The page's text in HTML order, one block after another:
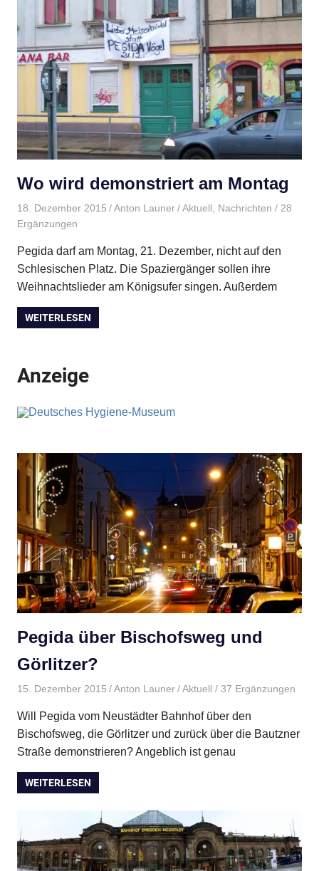
Wo wird demonstriert am Montag
18. Dezember 2015 Anton Launer Aktuell Nachrichten / 28
Ergänzungen
Pegida darf am Montag, 21. Dezember, nicht auf den
Schlesischen Platz. Die Spaziergänger sollen ihre
Weihnachtslieder am Königsufer singen. Außerdem
WEITERLESEN
Anzeige
Pegida über Bischofsweg und
Görlitzer?
15. Dezember 2015 Anton Launer Aktuell / 37 Ergänzungen
Will Pegida vom Neustädter Bahnhof über den
Bischofsweg, die Görlitzer und zurück über die Bautzner
Straße demonstrieren? Angeblich ist genau
WEITERLESEN